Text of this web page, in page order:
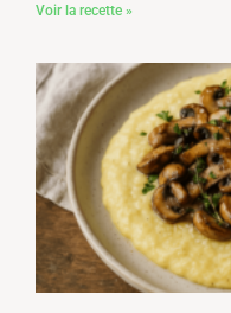
Voir la recette »